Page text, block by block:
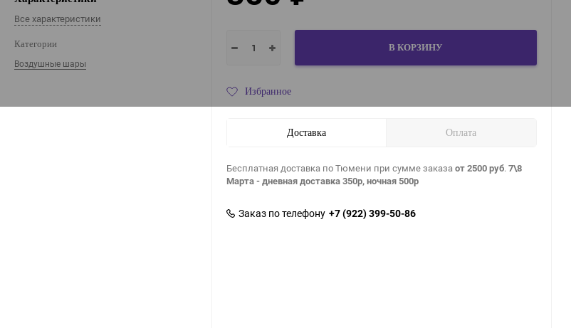
Все характеристики
Категории
Воздушные шары
В КОРЗИНУ
Избранное
Доставка Оплата
Бесплатная доставка по Тюмени при сумме заказаот 2500 руб.7\8
Марта - дневная доставка 350р, ночная 500р
Заказ по телефону +7 (922) 399-50-86